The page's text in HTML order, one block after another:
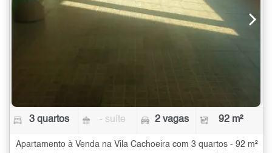
3 quartos - suíte 2 vagas 92 m²
Apartamento à Venda na Vila Cachoeira com 3 quartos - 92 m²